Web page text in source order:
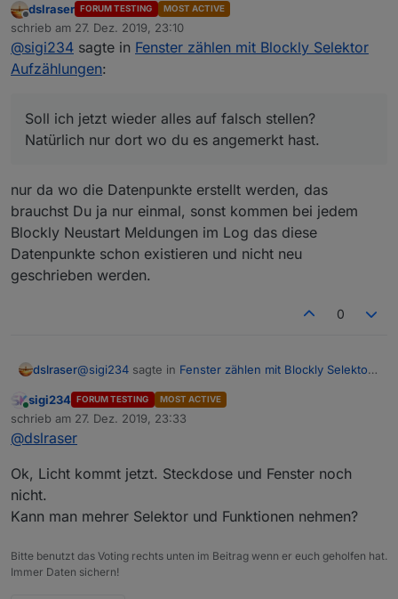
Selektor bei mir im Blockly
Ja, aber es kommen keine Werte rein.
Soll ich jetzt wieder alles auf falsch stellen? Natürlich
nur dort wo du es angemerkt hast.
Offline
dslraser FORUM TESTING MOST ACTIVE
schrieb am 27. Dez. 2019, 23:10
zuletzt editiert von
@sigi234 sagte in Fenster zählen mit Blockly Selektor
Aufzählungen:
Soll ich jetzt wieder alles auf falsch stellen?
Natürlich nur dort wo du es angemerkt hast.
nur da wo die Datenpunkte erstellt werden, das
brauchst Du ja nur einmal, sonst kommen bei jedem
Blockly Neustart Meldungen im Log das diese
Datenpunkte schon existieren und nicht neu
geschrieben werden.
0
dslraser@sigi234 sagte in Fenster zählen mit Blockly Selektor
Soll ich jetzt wieder alles auf falsch stellen?
brauchst Du ja nur einmal, sonst kommen bei jedem
Blockly Neustart Meldungen im Log das diese
geschrieben werden.
Online
sigi234 FORUM TESTING MOST ACTIVE
schrieb am 27. Dez. 2019, 23:33
zuletzt editiert von
@dslraser
Ok, Licht kommt jetzt. Steckdose und Fenster noch
nicht.
Kann man mehrer Selektor und Funktionen nehmen?
Bitte benutzt das Voting rechts unten im Beitrag wenn er euch geholfen hat.
Immer Daten sichern!